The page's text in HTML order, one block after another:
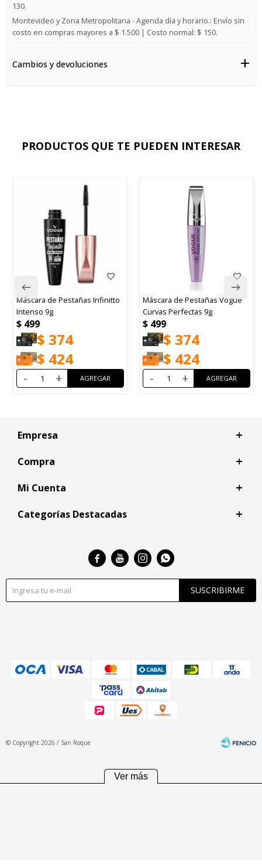
130.
Montevideo y Zona Metropolitana - Agenda día y horario.: Envío sin
costo en compras mayores a $ 1.500 | Costo normal: $ 150.
Cambios y devoluciones
PRODUCTOS QUE TE PUEDEN INTERESAR
de Pestañas Infinitto
9g
$374
$424
Máscara de Pestañas Vogue
Curvas Perfectas 9g
$374
$424
Empresa
Compra
Mi Cuenta
Categorías Destacadas
SUSCRIBIRME
   
© Copyright 2026 / San Roque
Ver más